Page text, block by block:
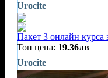
Urocite
Пакет 3 онлайн курса
Топ цена: 19.36лв
Urocite